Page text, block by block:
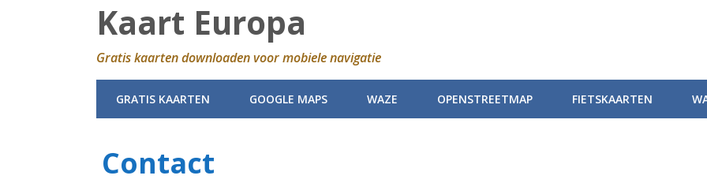
Kaart Europa
Gratis kaarten downloaden voor mobiele navigatie
GRATIS KAARTEN GOOGLE MAPS WAZE OPENSTREETMAP FIETSKAARTEN
Contact